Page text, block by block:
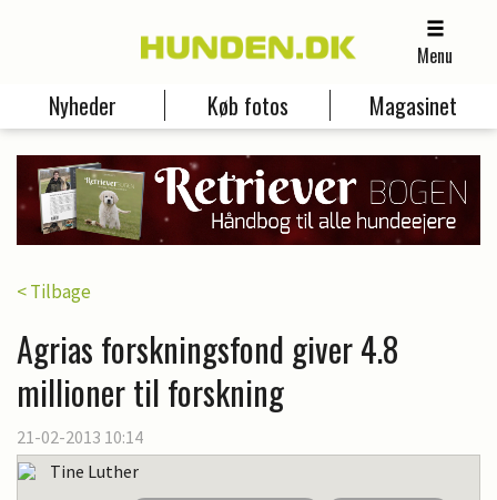
Menu
Nyheder Køb fotos Magasinet
< Tilbage
Agrias forskningsfond giver 4.8
millioner til forskning
21-02-2013 10:14
Tine Luther